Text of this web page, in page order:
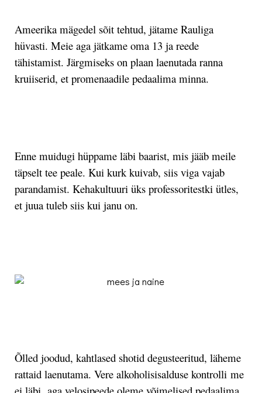
Ameerika mägedel sõit tehtud, jätame Rauliga
hüvasti. Meie aga jätkame oma 13 ja reede
tähistamist. Järgmiseks on plaan laenutada ranna
kruiiserid, et promenaadile pedaalima minna.
Enne muidugi hüppame läbi baarist, mis jääb meile
täpselt tee peale. Kui kurk kuivab, siis viga vajab
parandamist. Kehakultuuri üks professoritestki ütles,
et juua tuleb siis kui janu on.
Õlled joodud, kahtlased shotid degusteeritud, läheme
rattaid laenutama. Vere alkoholisisalduse kontrolli me